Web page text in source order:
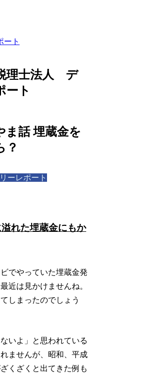
ート
理士法人 デ
ート
ま話 埋蔵金を
？
ーレポート
れた埋蔵金にもか
でやっていた埋蔵金発
近は見かけませんね。
しまったのでしょう
ないよ」と思われている
ませんが、昭和、平成
くざくと出てきた例も